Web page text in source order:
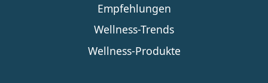
Empfehlungen
Wellness-Trends
Wellness-Produkte